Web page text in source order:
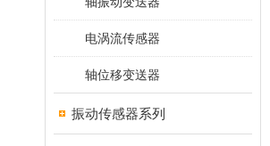
电涡流传感器
轴位移变送器
振动传感器系列